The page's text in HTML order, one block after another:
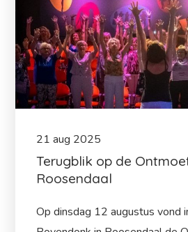
21 aug 2025
Terugblik op de
Roosendaal
Op dinsdag 12 augustus vond